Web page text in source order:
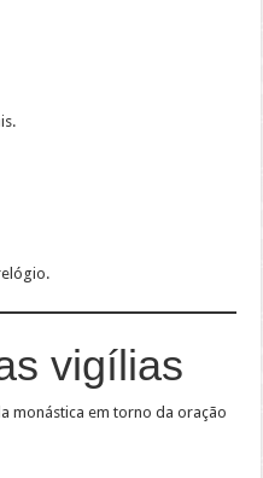
vigílias
monástica em torno da oração